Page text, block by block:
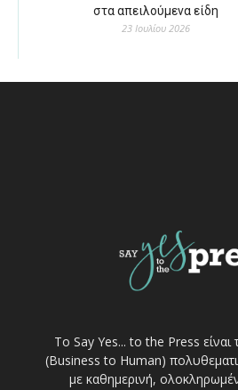
στα απειλούμενα είδη
23 Ιουλίου 2026
Το Say Yes... to the Press
(Business to Human)
με καθημερινή,